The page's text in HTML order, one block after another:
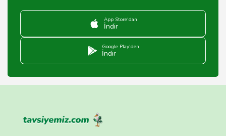
App Store'dan
İndir
Google Play'den
İndir